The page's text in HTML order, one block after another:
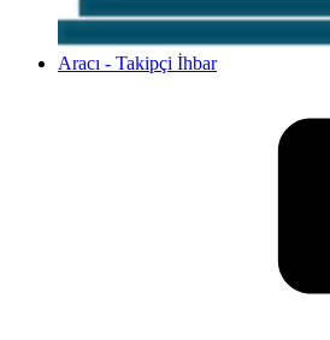
Aracı - Takipçi İhbar